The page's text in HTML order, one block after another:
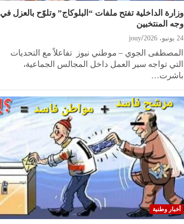
وزارة الداخلية تفتح ملفات “البلوكاج” وتلوّح بالعزل في
وجه المنتخبين
24 يونيو، 2026 jouy
المصطفى الجوي – موطني نيوز تفاعلاً مع التحديات
التي تواجه سير العمل داخل المجالس الجماعية،
باشرت…
أخبار وطنية